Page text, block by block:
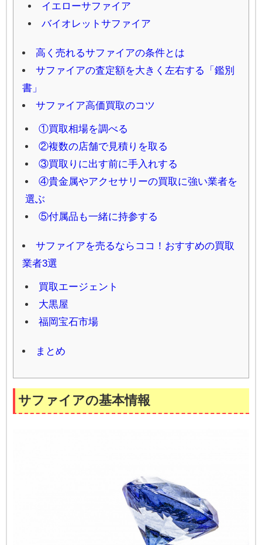
イエローサファイア
バイオレットサファイア
高く売れるサファイアの条件とは
サファイアの査定額を大きく左右する「鑑別
書」
サファイア高価買取のコツ
①買取相場を調べる
②複数の店舗で見積りを取る
③買取りに出す前に手入れする
④貴金属やアクセサリーの買取に強い業者を
選ぶ
⑤付属品も一緒に持参する
サファイアを売るならココ！おすすめの買取
業者3選
買取エージェント
大黒屋
福岡宝石市場
まとめ
サファイアの基本情報